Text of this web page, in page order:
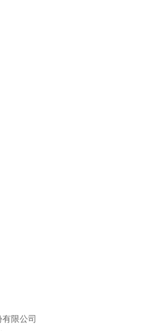
限公司